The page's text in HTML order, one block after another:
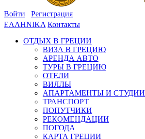
Войти
Регистрация
ΕΛΛΗΝΙΚΑ Контакты
ОТДЫХ В ГРЕЦИИ
ВИЗА В ГРЕЦИЮ
АРЕНДА АВТО
ТУРЫ В ГРЕЦИЮ
ОТЕЛИ
ВИЛЛЫ
АПАРТАМЕНТЫ И СТУДИИ
ТРАНСПОРТ
ПОПУТЧИКИ
РЕКОМЕНДАЦИИ
ПОГОДА
КАРТА ГРЕЦИИ